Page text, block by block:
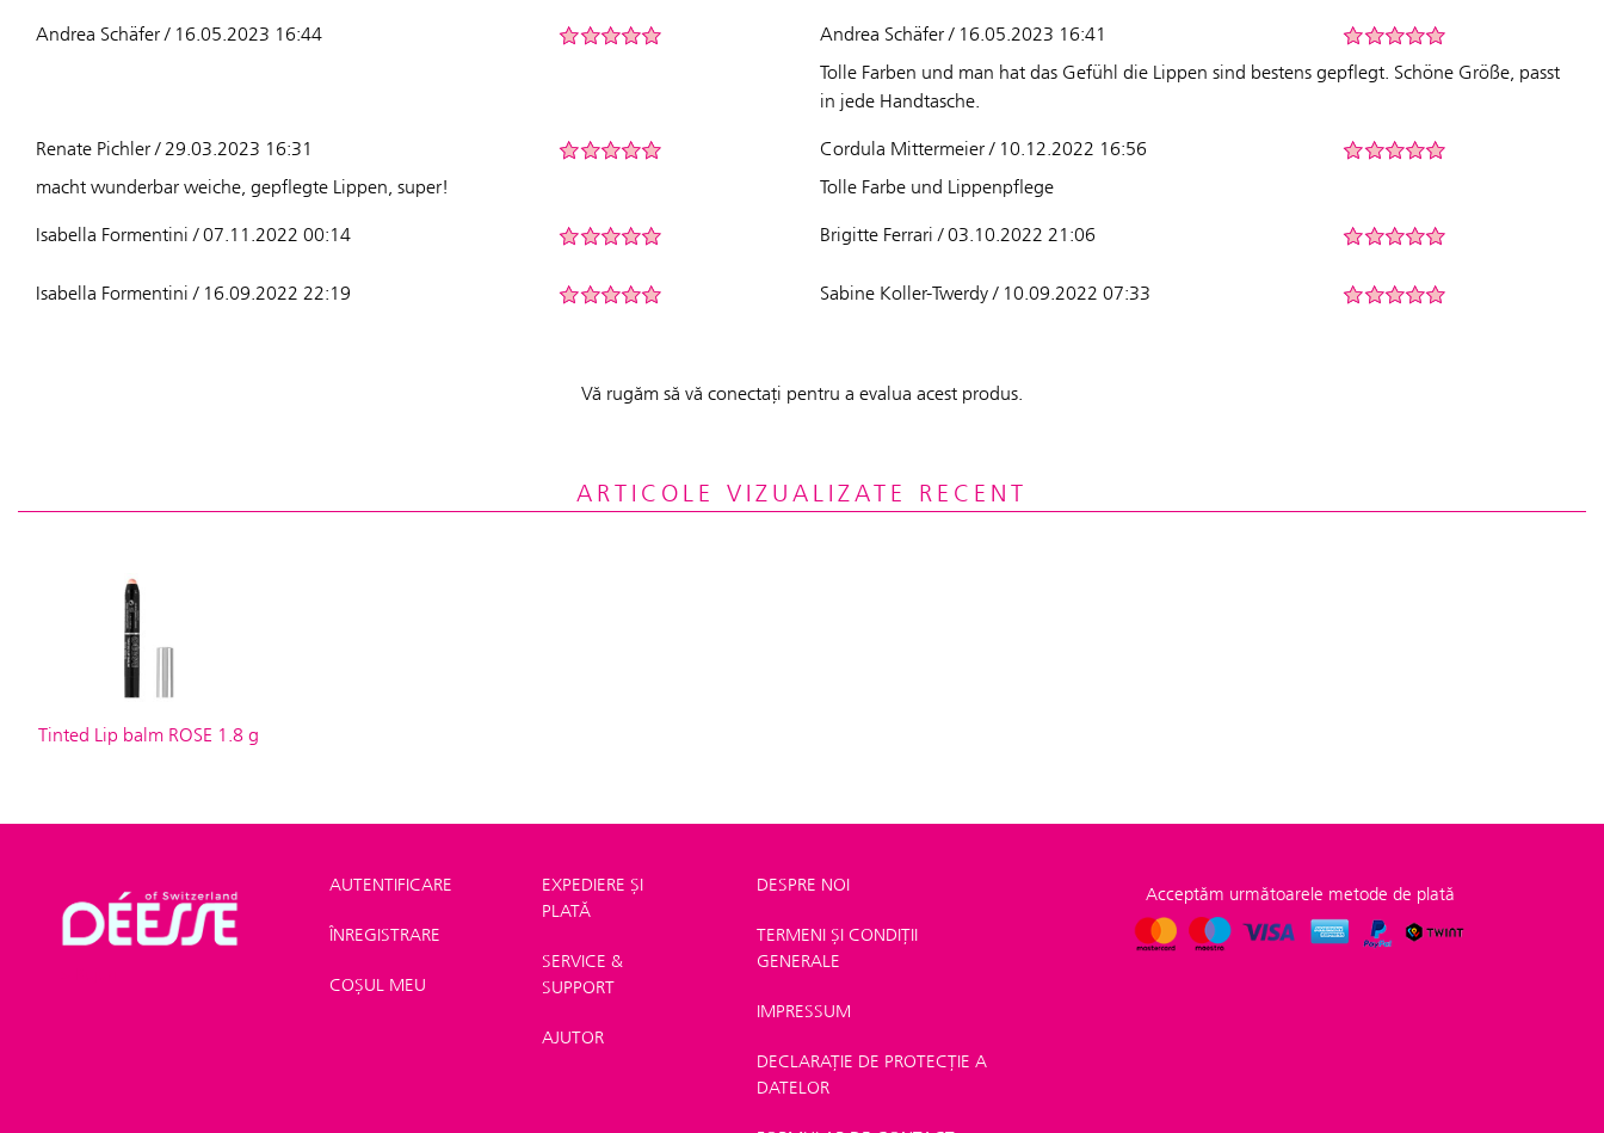
Andrea Schäfer / 16.05.2023 16:44
Andrea Schäfer / 16.05.2023 16:41
Tolle Farben und man hat das Gefühl die Lippen sind bestens gepflegt. Schöne Größe, passt
in jede Handtasche.
Renate Pichler / 29.03.2023 16:31
macht wunderbar weiche, gepflegte Lippen, super!
Cordula Mittermeier / 10.12.2022 16:56
Tolle Farbe und Lippenpflege
Isabella Formentini / 07.11.2022 00:14 Brigitte Ferrari / 03.10.2022 21:06
Isabella Formentini / 16.09.2022 22:19 Sabine Koller-Twerdy / 10.09.2022 07:33
Vă rugăm să vă conectați pentru a evalua acest produs.
ARTICOLE VIZUALIZATE RECENT
Tinted Lip balm ROSE 1.8 g
Shop >Make-up
AUTENTIFICARE
ÎNREGISTRARE
COȘUL MEU
EXPEDIERE ȘI
PLATĂ
SERVICE &
SUPPORT
AJUTOR
DESPRE NOI
TERMENI ȘI CONDIȚII
GENERALE
IMPRESSUM
DECLARAȚIE DE PROTECȚIE A
DATELOR
Acceptăm următoarele metode de plată